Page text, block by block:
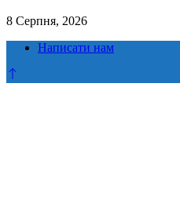
8 Серпня, 2026
Написати нам
Прокрутка
до